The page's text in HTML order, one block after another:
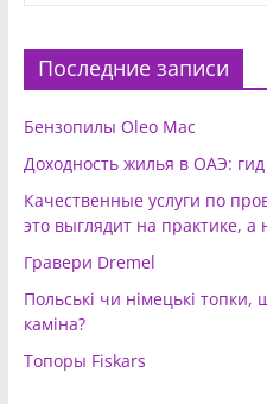
Последние записи
Бензопилы Oleo Mac
Доходность жилья в ОАЭ:
Качественные услуги по
это выглядит на практике, а
Гравери Dremel
Польські чи німецькі
каміна?
Топоры Fiskars